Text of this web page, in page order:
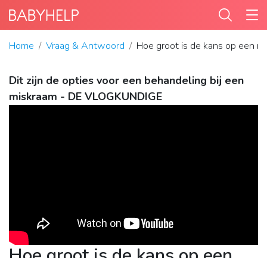
Home Vraag & Antwoord Hoe groot is de kans op een
Dit zijn de opties voor een behandeling bij een
miskraam - DE VLOGKUNDIGE